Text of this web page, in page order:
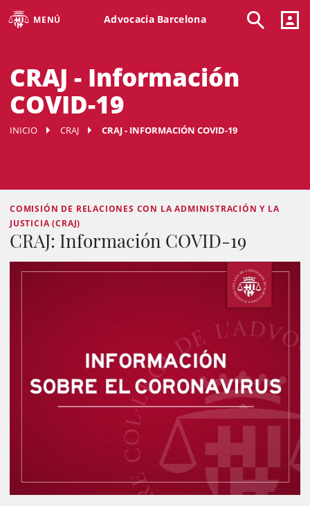
MENÚ Advocacia Barcelona
CRAJ - Información
COVID-19
INICIO CRAJ CRAJ - INFORMACIÓN COVID-19
COMISIÓN DE RELACIONES CON LA ADMINISTRACIÓN Y LA
JUSTICIA (CRAJ)
CRAJ: Información COVID-19